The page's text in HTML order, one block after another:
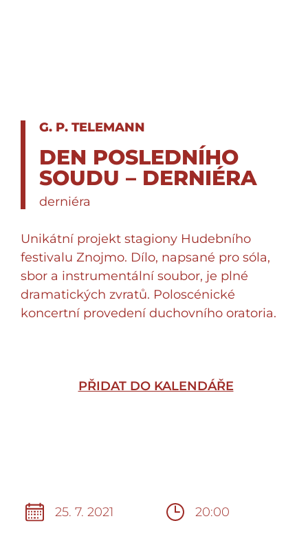
G. P. TELEMANN
DEN POSLEDNÍHO
SOUDU – DERNIÉRA
derniéra
Unikátní projekt stagiony Hudebního
festivalu Znojmo. Dílo, napsané pro sóla,
sbor a instrumentální soubor, je plné
dramatických zvratů. Poloscénické
koncertní provedení duchovního oratoria.
PŘIDAT DO KALENDÁŘE
25. 7. 2021 20:00